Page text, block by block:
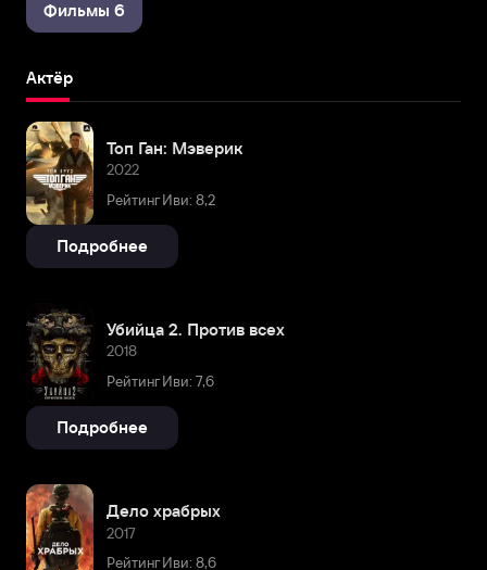
Фильмы 6
Актёр
Топ Ган: Мэверик
2022
Рейтинг Иви: 8,2
Подробнее
Убийца 2. Против всех
2018
Рейтинг Иви: 7,6
Подробнее
Дело храбрых
2017
Рейтинг Иви: 8,6